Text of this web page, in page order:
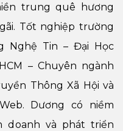
trung quê hương
Tốt nghiệp trường
Nghệ Tin – Đại Học
– Chuyên ngành
Thông Xã Hội và
Dương có niềm
doanh và phát triển